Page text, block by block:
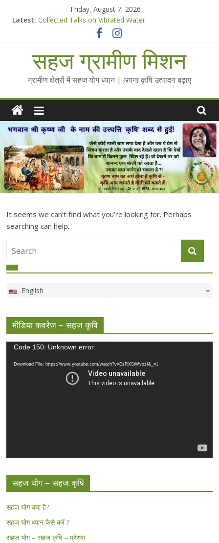
Friday, August 7, 2026
Latest: Collected Talks on Vibrated Water
सहज कृषि प्रचार-प्रसार किट
Standee Designs @ 2025 for Sahaj Krishi Promotions
Chalo Gaon Ki Or Abhiyaan - 2025-26
सहज ग्रामीण मिशन
ग्रामीण क्षेत्रों में सहज योग ध्यान | अपना कृषि उत्पादन बढ़ाए
It seems we can’t find what you’re looking for. Perhaps
searching can help.
English
मीडिया कवरेज – सहज कृषि
Video
Code 150: Unknown error.
Download File: https://www.youtube.com/watch?v=EsRXSiWvozI&_=1
सहज योग – सहज कृषि
सहज योग क्या है?
सहज योग ध्यान कैसे करें ?
सहज योग – सहज कृषि – प्रेरणा